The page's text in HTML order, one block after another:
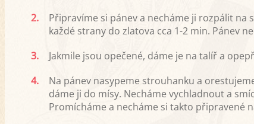
2.
Připravíme si pánev a necháme ji rozpálit na
každé strany do zlatova cca 1-2 min. Pánev
3.
Jakmile jsou opečené, dáme je na talíř a
4.
Na pánev nasypeme strouhanku a
dáme ji do mísy. Necháme vychladnout a
Promícháme a necháme si takto připravené